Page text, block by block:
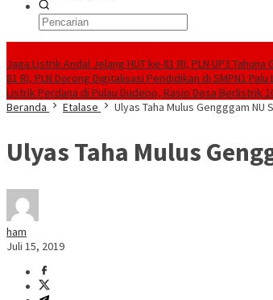
Jaga Listrik Andal Jelang HUT ke-81 RI, PLN UP3
81 RI, PLN Dorong Digitalisasi Pendidikan di SMPN1
Listrik Perdana di Pulau Dudepo, Rasio Desa Berlistrik
Beranda
Etalase Ulyas Taha Mulus Gengggam NU
Ulyas Taha Mulus
ham
Juli 15, 2019